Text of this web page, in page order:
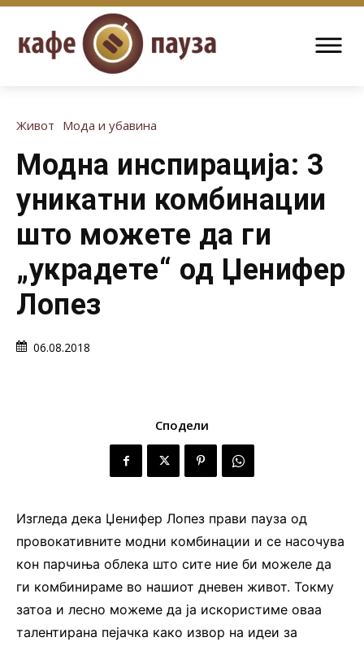
Живот Мода и убавина
Модна инспирација: 3
уникатни комбинации
што можете да ги
„украдете“ од Џенифер
Лопез
06.08.2018
Сподели
Изгледа дека Џенифер Лопез прави пауза од
провокативните модни комбинации и се насочува
кон парчиња облека што сите ние би можеле да
ги комбинираме во нашиот дневен живот. Токму
затоа и лесно можеме да ја искористиме оваа
талентирана пејачка како извор на идеи за